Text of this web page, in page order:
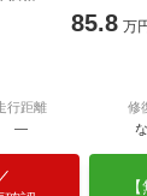
85.8 万
行距離
—
修